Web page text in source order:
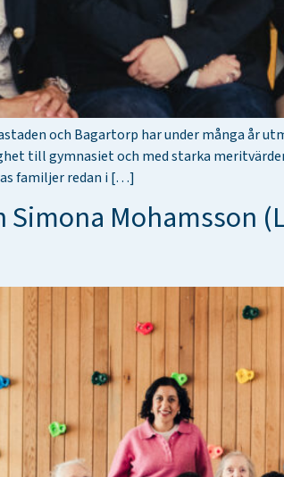
och Bagartorp har under många
till gymnasiet och med starka
familjer redan i […]
Simona Mohamsson